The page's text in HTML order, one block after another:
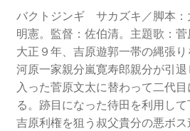
バクトジンギ サカズキ／脚本：
明憲。監督：佐伯清。主題歌：菅
大正９年、吉原遊郭一帯の縄張
河原一家親分嵐寛寿郎親分が引
入った菅原文太に替わって二代
る。跡目になった待田を利用し
吉原利権を狙う叔父貴分の悪ボ